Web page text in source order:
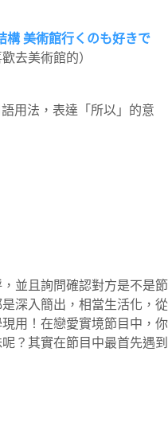
構 美術館行くのも好きで
去美術館的）
語用法，表達「所以」的意
並且詢問確認對方是不是節
深入簡出，相當生活化，從
用！在戀愛實境節目中，你
？其實在節目中最首先遇到